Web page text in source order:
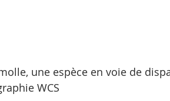
une espèce en voie de
WCS